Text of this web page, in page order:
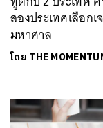
สองประเทศเลือก
มหาศาล
โดย THE